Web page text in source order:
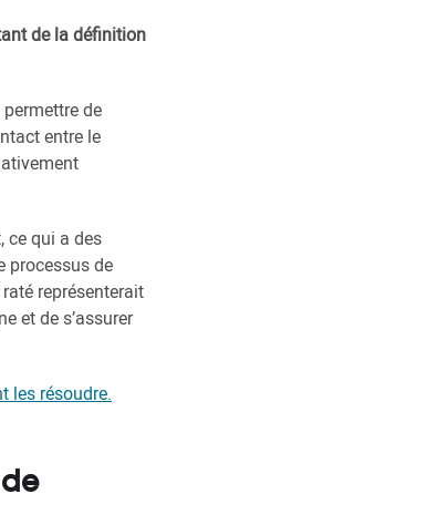
de la définition
de
entre le
ce qui a des
processus de
représenterait
et de s’assurer
les résoudre.